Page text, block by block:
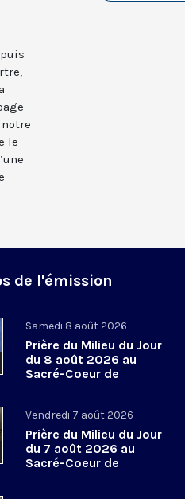
le
de l'émission
Samedi 8 août 2026
Prière du Milieu du Jour
du 8 août 2026 au
Sacré-Coeur de
Vendredi 7 août 2026
Prière du Milieu du Jour
du 7 août 2026 au
Sacré-Coeur de